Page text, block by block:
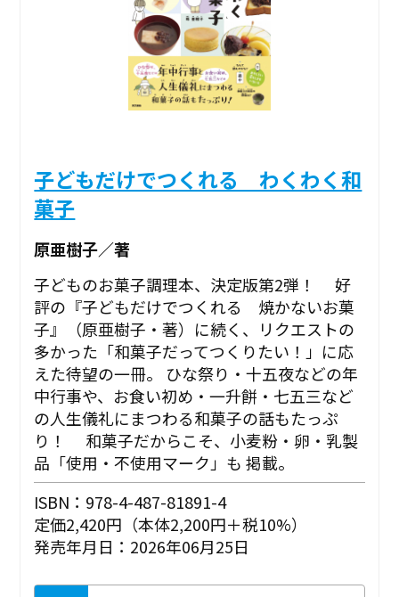
子どもだけでつくれる わくわく和
菓子
原亜樹子／著
子どものお菓子調理本、決定版第2弾！ 好
評の『子どもだけでつくれる 焼かないお菓
子』（原亜樹子・著）に続く、リクエストの
多かった「和菓子だってつくりたい！」に応
えた待望の一冊。 ひな祭り・十五夜などの年
中行事や、お食い初め・一升餅・七五三など
の人生儀礼にまつわる和菓子の話もたっぷ
り！ 和菓子だからこそ、小麦粉・卵・乳製
品「使用・不使用マーク」も 掲載。
ISBN：978-4-487-81891-4
定価2,420円（本体2,200円＋税10%）
発売年月日：2026年06月25日